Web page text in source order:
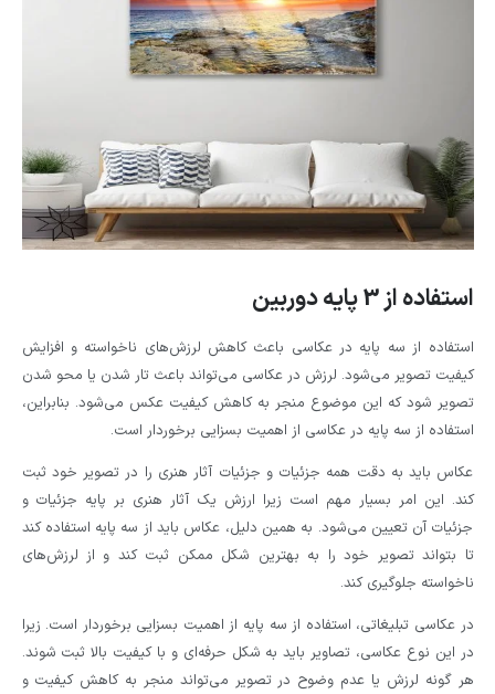
استفاده از 3 پایه دوربین
استفاده از سه پایه در عکاسی باعث کاهش لرزش‌های ناخواسته و افزایش
کیفیت تصویر می‌شود. لرزش در عکاسی می‌تواند باعث تار شدن یا محو شدن
تصویر شود که این موضوع منجر به کاهش کیفیت عکس می‌شود. بنابراین،
استفاده از سه پایه در عکاسی از اهمیت بسزایی برخوردار است.
عکاس باید به دقت همه جزئیات و جزئیات آثار هنری را در تصویر خود ثبت
کند. این امر بسیار مهم است زیرا ارزش یک آثار هنری بر پایه جزئیات و
جزئیات آن تعیین می‌شود. به همین دلیل، عکاس باید از سه پایه استفاده کند
تا بتواند تصویر خود را به بهترین شکل ممکن ثبت کند و از لرزش‌های
ناخواسته جلوگیری کند.
در عکاسی تبلیغاتی، استفاده از سه پایه از اهمیت بسزایی برخوردار است. زیرا
در این نوع عکاسی، تصاویر باید به شکل حرفه‌ای و با کیفیت بالا ثبت شوند.
هر گونه لرزش یا عدم وضوح در تصویر می‌تواند منجر به کاهش کیفیت و